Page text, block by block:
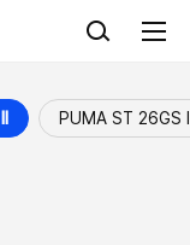
전
뉴
PUMA ST 26GS